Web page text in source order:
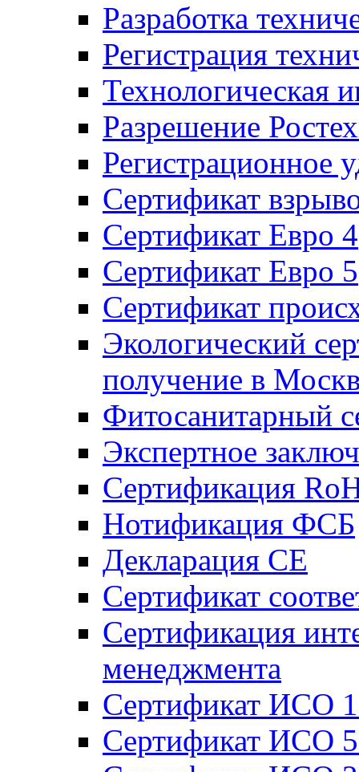
Разработка
Регистрация
Технологическая
Разрешение
Регистрационное
Сертификат
Сертификат Евро 4
Сертификат Евро 5
Сертификат
Экологический
получение в
Фитосанитарный
Экспертное
Сертификация
Нотификация ФСБ
Декларация СЕ
Сертификат
Сертификация
менеджмента
Сертификат ИСО
Сертификат ИСО